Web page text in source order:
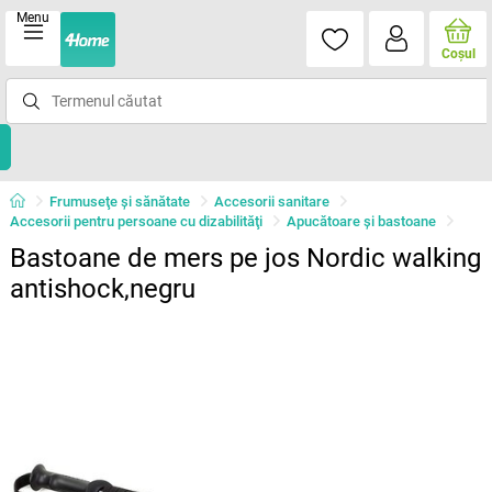
Menu
Coşul
Frumuseţe şi sănătate
Accesorii sanitare
Accesorii pentru persoane cu dizabilităţi
Apucătoare și bastoane
Bastoane de mers pe jos Nordic walking
antishock,negru